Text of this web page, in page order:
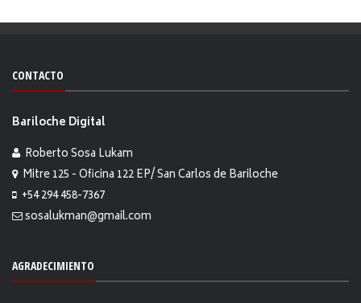
CONTACTO
Bariloche Digital
Roberto Sosa Lukam
Mitre 125 - Oficina 122 EP/ San Carlos de Bariloche
+54 294 458-7367
sosalukman@gmail.com
AGRADECIMIENTO